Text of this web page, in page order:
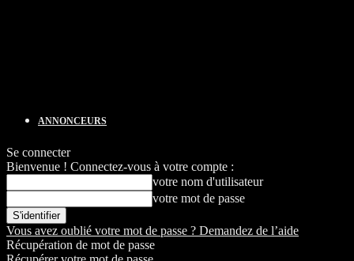
ANNONCEURS
Se connecter
Bienvenue ! Connectez-vous à votre compte :
votre nom d'utilisateur
votre mot de passe
Vous avez oublié votre mot de passe ? Demandez de l’aide
Récupération de mot de passe